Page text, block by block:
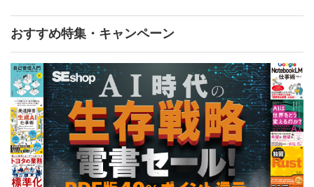
おすすめ特集・キャンペーン